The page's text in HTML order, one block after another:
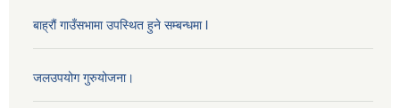
बाह्रौं गाउँसभामा उपस्थित हुने सम्बन्धमा l
जलउपयोग गुरुयोजना।